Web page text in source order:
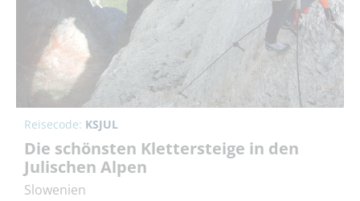
Reisecode: KSJUL
Die schönsten Klettersteige in den
Julischen Alpen
Slowenien